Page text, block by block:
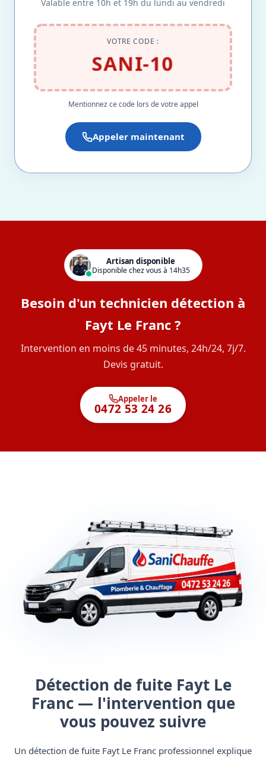
Valable entre 10h et 19h du lundi au vendredi
VOTRE CODE :
SANI-10
Mentionnez ce code lors de votre appel
Appeler maintenant
Artisan disponible
Disponible chez vous à 14h35
Besoin d'un technicien détection à
Fayt Le Franc ?
Intervention en moins de 45 minutes, 24h/24, 7j/7.
Devis gratuit.
Appeler le
0472 53 24 26
Détection de fuite Fayt Le
Franc — l'intervention que
vous pouvez suivre
Un détection de fuite Fayt Le Franc professionnel explique